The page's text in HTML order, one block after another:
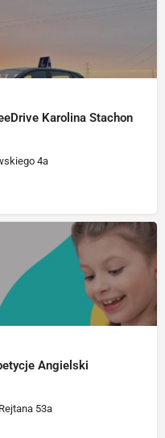
Karolina Stachon
4a
Angielski
53a